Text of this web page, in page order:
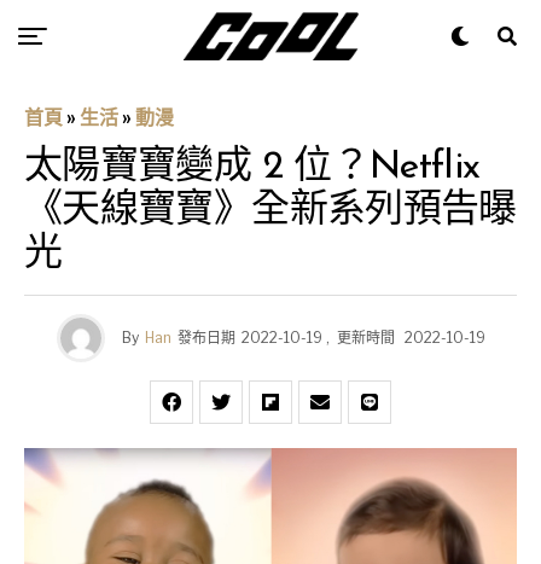
首頁 » 生活 » 動漫
太陽寶寶變成 2 位？Netflix
《天線寶寶》全新系列預告曝
光
By Han 發布日期 2022-10-19 , 更新時間 2022-10-19